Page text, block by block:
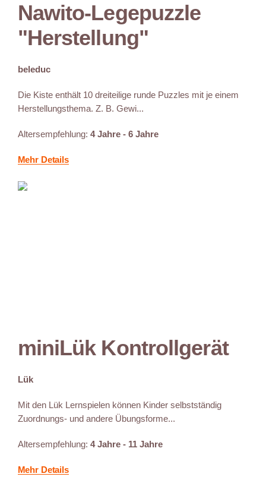
Nawito-Legepuzzle
"Herstellung"
beleduc
Die Kiste enthält 10 dreiteilige runde Puzzles mit je einem
Herstellungsthema. Z. B. Gewi...
Altersempfehlung: 4 Jahre - 6 Jahre
Mehr Details
miniLük Kontrollgerät
Lük
Mit den Lük Lernspielen können Kinder selbstständig
Zuordnungs- und andere Übungsforme...
Altersempfehlung: 4 Jahre - 11 Jahre
Mehr Details